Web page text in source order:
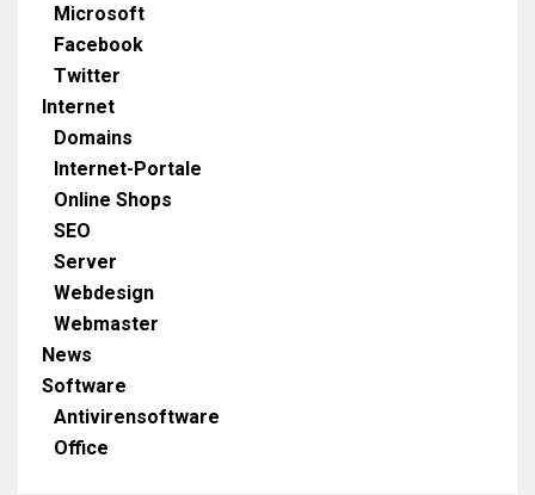
Microsoft
Facebook
Twitter
Internet
Domains
Internet-Portale
Online Shops
SEO
Server
Webdesign
Webmaster
News
Software
Antivirensoftware
Office